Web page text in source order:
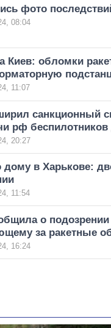
фото
08:04
Киев: обломки
11:07
санкционный
рф
20:27
дому в Харькове:
11:54
о подозрении
за ракетные
16:24